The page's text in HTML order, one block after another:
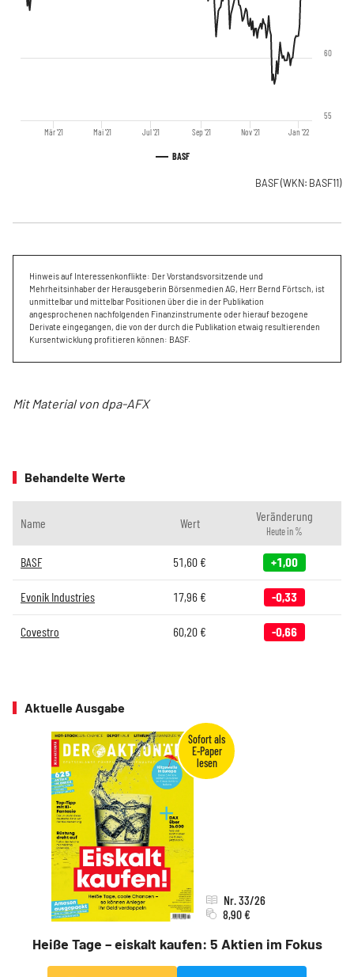
BASF
Mär '21 Mai '21 Jul '21 Sep '21 Nov '21 Jan '22
55
60
BASF(WKN: BASF11)
Hinweis auf Interessenkonflikte: Der Vorstandsvorsitzende und
Mehrheitsinhaber der Herausgeberin Börsenmedien AG, Herr Bernd Förtsch, ist
unmittelbar und mittelbar Positionen über die in der Publikation
angesprochenen nachfolgenden Finanzinstrumente oder hierauf bezogene
Derivate eingegangen, die von der durch die Publikation etwaig resultierenden
Kursentwicklung profitieren können: BASF.
Mit Material von dpa-AFX
Behandelte Werte
Name Wert Veränderung
Heute in %
BASF 51,60 € +1,00
Evonik Industries 17,96 € -0,33
Covestro 60,20 € -0,66
Aktuelle Ausgabe
Heiße Tage – eiskalt kaufen: 5 Aktien im Fokus
Nr. 33/26
8,90 €